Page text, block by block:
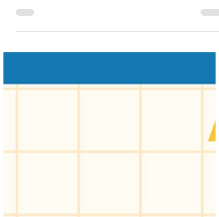
就快中秋節了！中秋節作為一個重要的傳統節日
節特別篇 聯絡香港桌上遊戲教育學苑 HKBGEA 中
個重要的傳統節日，相信大家都會和家人聚在會...